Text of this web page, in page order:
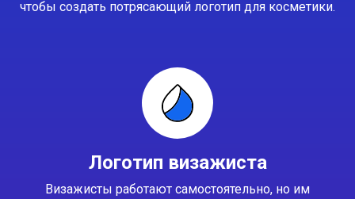
чтобы создать потрясающий логотип для косметики.
Логотип визажиста
Визажисты работают самостоятельно, но им